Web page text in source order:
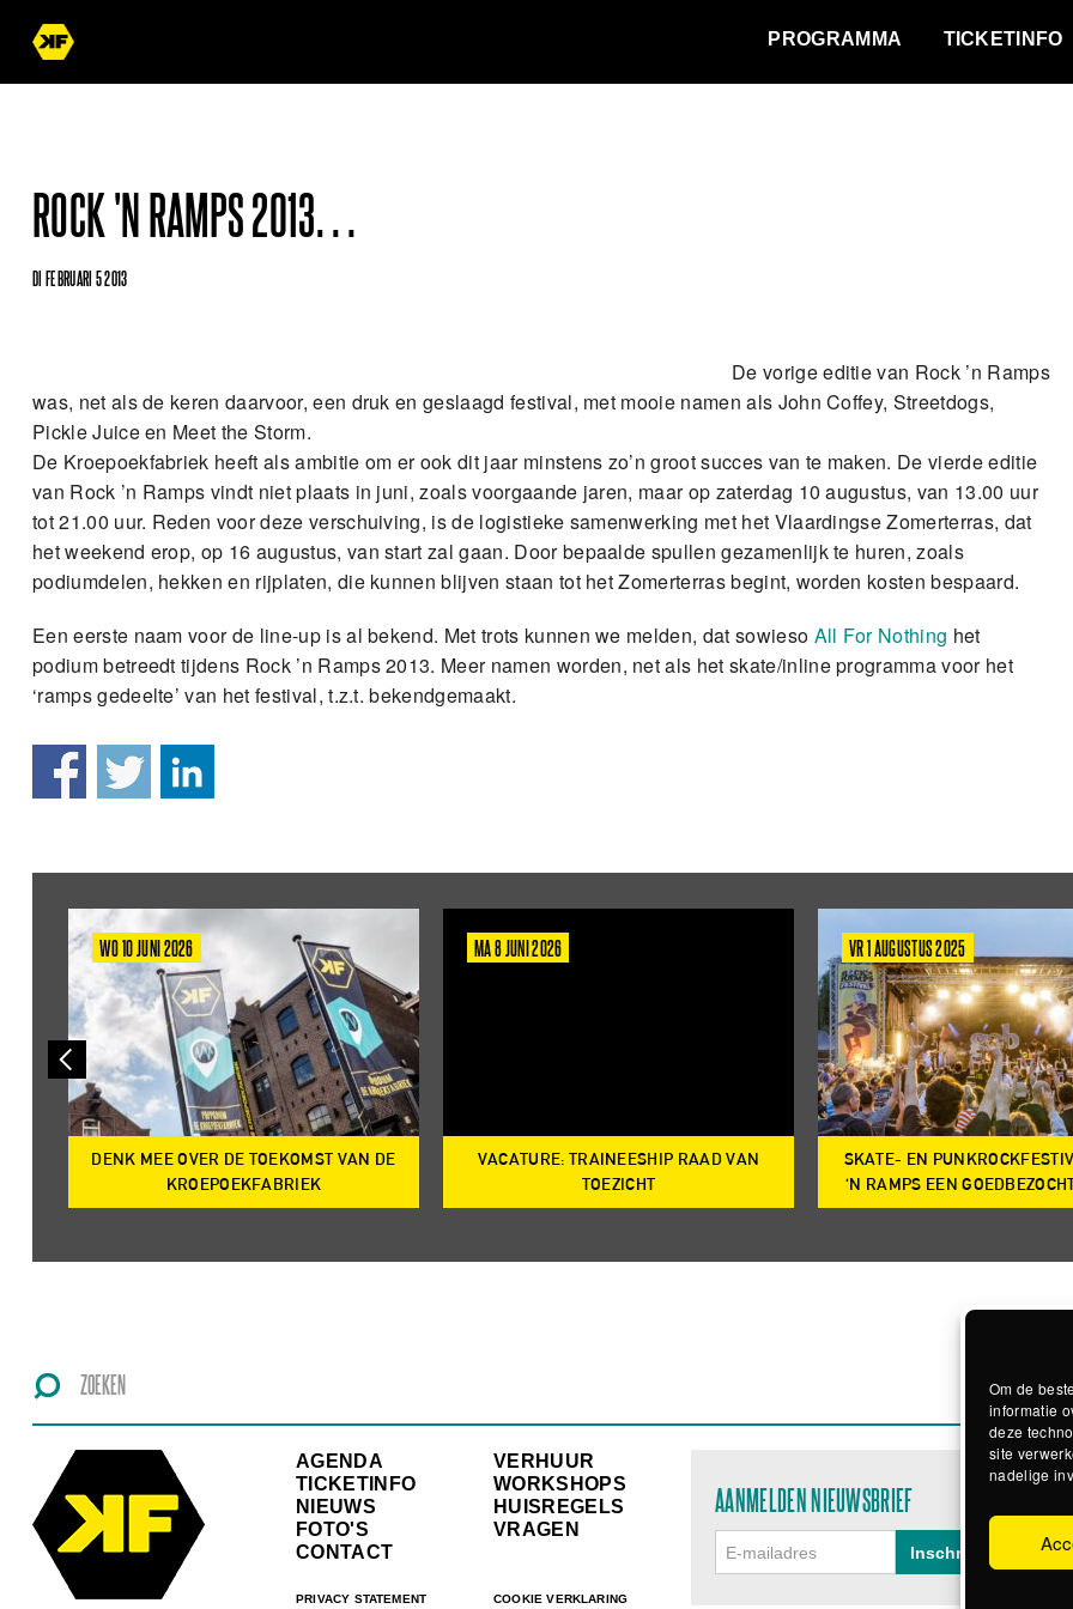
Om de
informatie
deze
site
nadelige
PROGRAMMA TICKETINFO
ROCK 'N RAMPS 2013…
DI FEBRUARI 5 2013
De vorige editie van Rock ’n Ramps
was, net als de keren daarvoor, een druk en geslaagd festival, met mooie namen als John Coffey, Streetdogs,
Pickle Juice en Meet the Storm.
De Kroepoekfabriek heeft als ambitie om er ook dit jaar minstens zo’n groot succes van te maken. De vierde editie
van Rock ’n Ramps vindt niet plaats in juni, zoals voorgaande jaren, maar op zaterdag 10 augustus, van 13.00 uur
tot 21.00 uur. Reden voor deze verschuiving, is de logistieke samenwerking met het Vlaardingse Zomerterras, dat
het weekend erop, op 16 augustus, van start zal gaan. Door bepaalde spullen gezamenlijk te huren, zoals
podiumdelen, hekken en rijplaten, die kunnen blijven staan tot het Zomerterras begint, worden kosten bespaard.
Een eerste naam voor de line-up is al bekend. Met trots kunnen we melden, dat sowieso All For Nothing het
podium betreedt tijdens Rock ’n Ramps 2013. Meer namen worden, net als het skate/inline programma voor het
‘ramps gedeelte’ van het festival, t.z.t. bekendgemaakt.
WO 10 JUNI 2026
DENK MEE OVER DE TOEKOMST VAN DE
KROEPOEKFABRIEK
MA 8 JUNI 2026
VACATURE: TRAINEESHIP RAAD VAN
TOEZICHT
VR 1 AUGUSTUS 2025
SKATE- EN
‘N RAMPS EEN
AGENDA
TICKETINFO
NIEUWS
FOTO'S
CONTACT
PRIVACY STATEMENT
VERHUUR
WORKSHOPS
HUISREGELS
VRAGEN
COOKIE VERKLARING
AANMELDEN NIEUWSBRIEF